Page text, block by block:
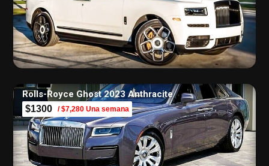
Rolls-Royce Ghost 2023 Anthracite
$1300 / $7,280 Una semana